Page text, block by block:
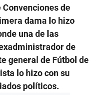
de
dama lo hizo
una de las
de
general de Fútbol de
lo hizo con su
políticos.